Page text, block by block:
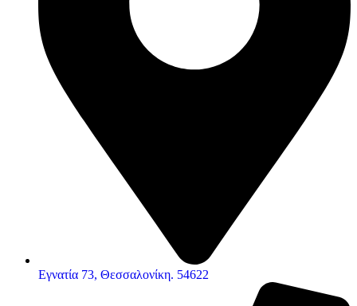
Εγνατία 73, Θεσσαλονίκη. 54622